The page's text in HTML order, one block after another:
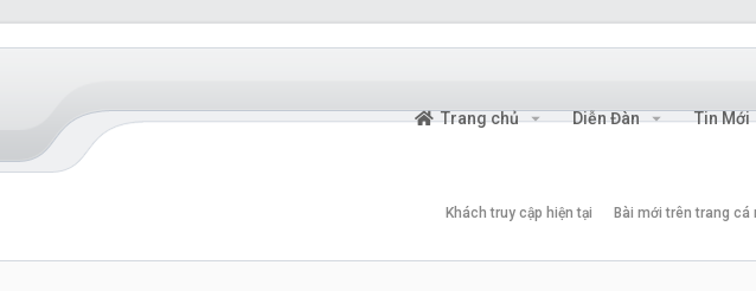
Trang chủ Diễn Đàn Tin Mới
Khách truy cập hiện tại Bài mới trên trang cá